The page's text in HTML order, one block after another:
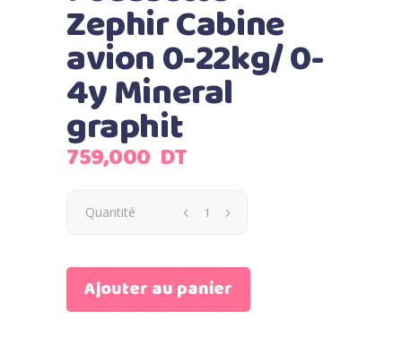
Zephir Cabine
avion 0-22kg/ 0-
4y Mineral
graphit
759,000 DT
Quantité
Ajouter au panier